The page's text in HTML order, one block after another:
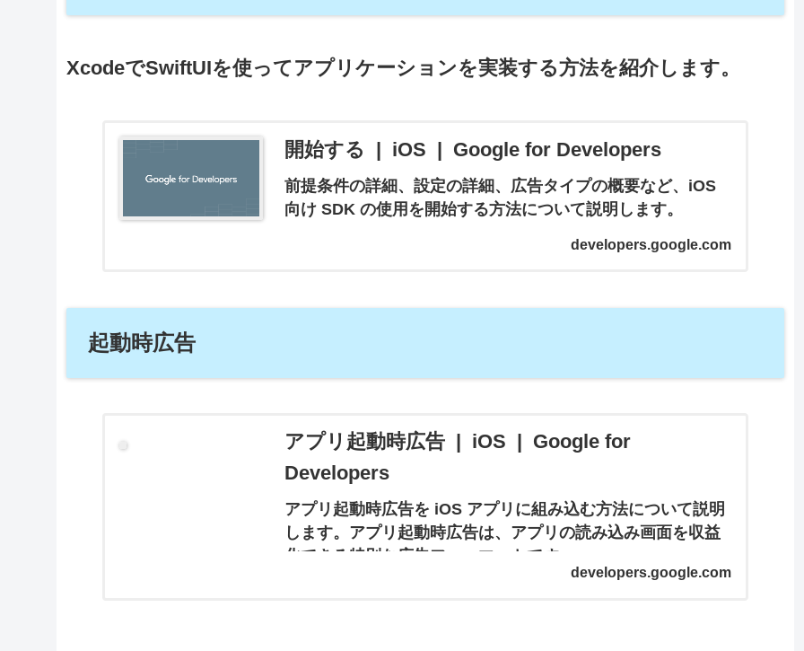
XcodeでSwiftUIを使ってアプリケーションを実装する方法を紹介します。
開始する | iOS | Google for Developers
前提条件の詳細、設定の詳細、広告タイプの概要など、iOS
向け SDK の使用を開始する方法について説明します。
developers.google.com
起動時広告
アプリ起動時広告 | iOS | Google for
Developers
アプリ起動時広告を iOS アプリに組み込む方法について説明
します。アプリ起動時広告は、アプリの読み込み画面を収益
化できる特別な広告フォーマットです。
developers.google.com